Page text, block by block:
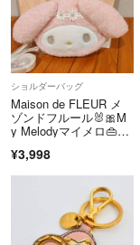
ショルダーバッグ
Maison de FLEUR メ
ゾンドフルール🐰🎀M
y Melodyマイメロ👜🍓
¥3,998